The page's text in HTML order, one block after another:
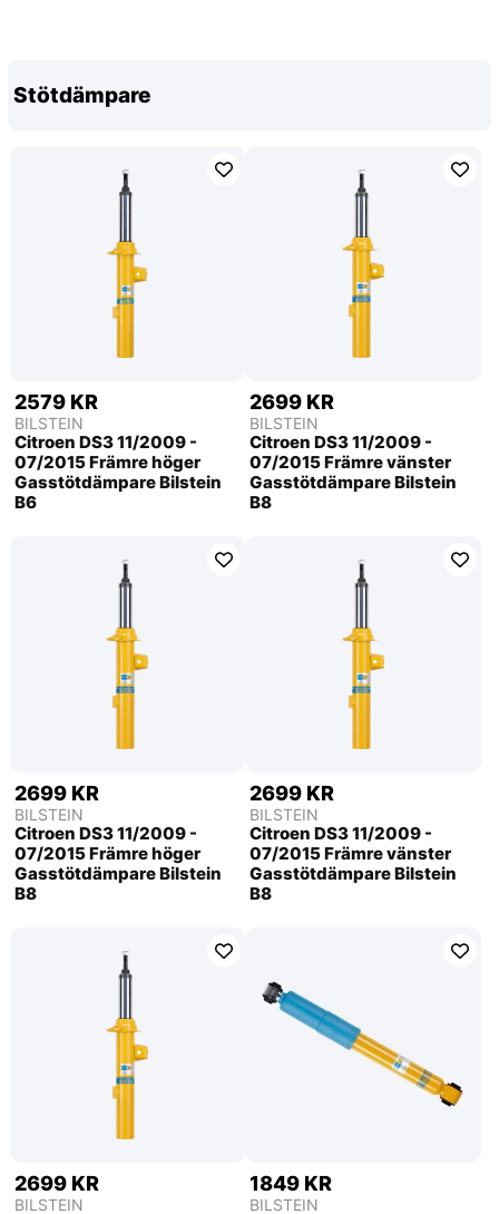
Stötdämpare
2579 KR
BILSTEIN
Citroen DS3 11/2009 -
07/2015 Främre höger
Gasstötdämpare Bilstein
B6
2699 KR
BILSTEIN
Citroen DS3 11/2009 -
07/2015 Främre vänster
Gasstötdämpare Bilstein
B8
2699 KR
BILSTEIN
Citroen DS3 11/2009 -
07/2015 Främre höger
Gasstötdämpare Bilstein
B8
2699 KR
BILSTEIN
Citroen DS3 11/2009 -
07/2015 Främre vänster
Gasstötdämpare Bilstein
B8
2699 KR
BILSTEIN
1849 KR
BILSTEIN